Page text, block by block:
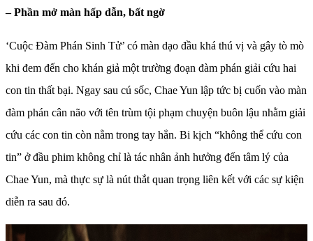
– Phần mở màn hấp dẫn, bất ngờ
‘Cuộc Đàm Phán Sinh Tử’ có màn dạo đầu khá thú vị và gây tò mò
khi đem đến cho khán giả một trường đoạn đàm phán giải cứu hai
con tin thất bại. Ngay sau cú sốc, Chae Yun lập tức bị cuốn vào màn
đàm phán cân não với tên trùm tội phạm chuyện buôn lậu nhằm giải
cứu các con tin còn nằm trong tay hắn. Bi kịch “không thể cứu con
tin” ở đầu phim không chỉ là tác nhân ảnh hưởng đến tâm lý của
Chae Yun, mà thực sự là nút thắt quan trọng liên kết với các sự kiện
diễn ra sau đó.